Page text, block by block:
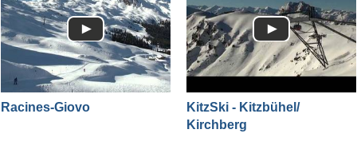
Racines-Giovo
KitzSki - Kitzbühel/​
Kirchberg